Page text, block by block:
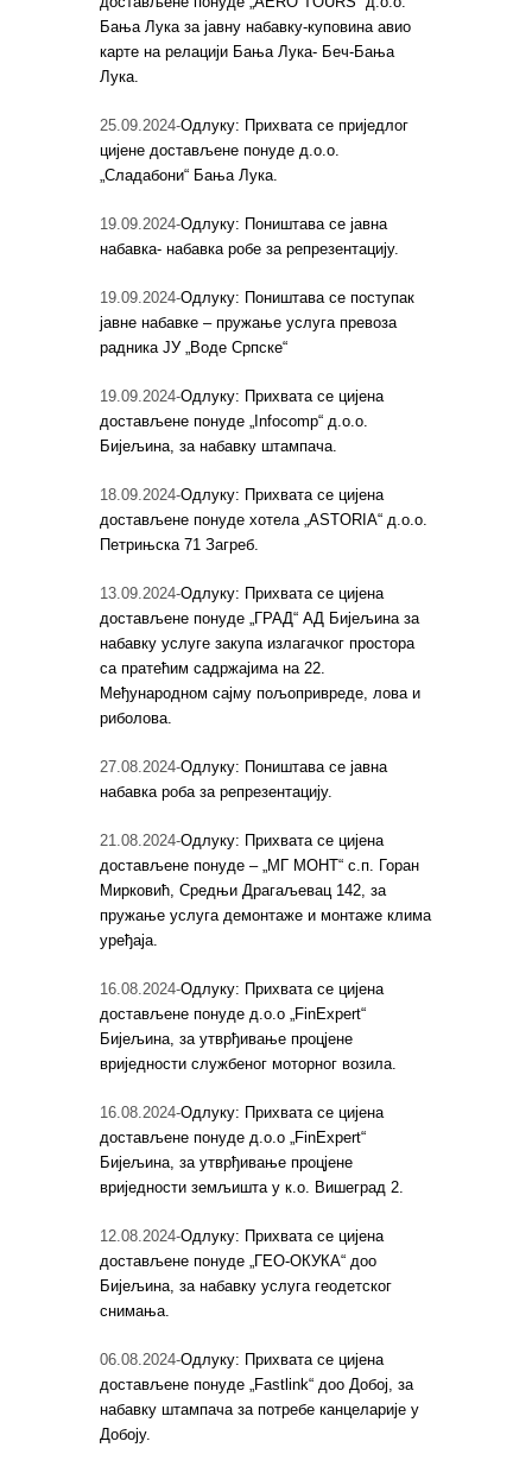
Бања Лука за јавну набавку-куповина авио
карте на релацији Бања Лука- Беч-Бања
Лука.
25.09.2024-Одлуку: Прихвата се приједлог
цијене достављене понуде д.о.о.
„Сладабони“ Бања Лука.
19.09.2024-Одлуку: Поништава се јавна
набавка- набавка робе за репрезентацију.
19.09.2024-Одлуку: Поништава се поступак
јавне набавке – пружање услуга превоза
радника ЈУ „Воде Српске“
19.09.2024-Одлуку: Прихвата се цијена
достављене понуде „Infocomp“ д.о.о.
Бијељина, за набавку штампача.
18.09.2024-Одлуку: Прихвата се цијена
достављене понуде хотела „ASTORIA“ д.о.о.
Петрињска 71 Загреб.
13.09.2024-Одлуку: Прихвата се цијена
достављене понуде „ГРАД“ АД Бијељина за
набавку услуге закупа излагачког простора
са пратећим садржајима на 22.
Међународном сајму пољопривреде, лова и
риболова.
27.08.2024-Одлуку: Поништава се јавна
набавка роба за репрезентацију.
21.08.2024-Одлуку: Прихвата се цијена
достављене понуде – „МГ МОНТ“ с.п. Горан
Мирковић, Средњи Драгаљевац 142, за
пружање услуга демонтаже и монтаже клима
уређаја.
16.08.2024-Одлуку: Прихвата се цијена
достављене понуде д.о.о „FinExpert“
Бијељина, за утврђивање процјене
вриједности службеног моторног возила.
16.08.2024-Oдлуку: Прихвата се цијена
достављене понуде д.о.о „FinExpert“
Бијељина, за утврђивање процјене
вриједности земљишта у к.о. Вишеград 2.
12.08.2024-Одлуку: Прихвата се цијена
достављене понуде „ГЕО-ОКУКА“ доо
Бијељина, за набавку услуга геодетског
снимања.
06.08.2024-Одлуку: Прихвата се цијена
достављене понуде „Fastlink“ доо Добој, за
набавку штампача за потребе канцеларије у
Добоју.